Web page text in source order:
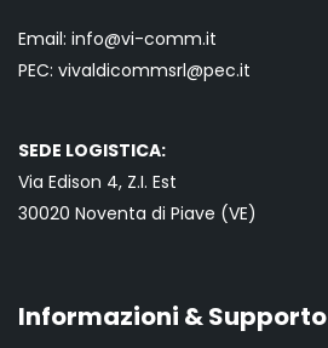
Email: info@vi-comm.it
PEC: vivaldicommsrl@pec.it
SEDE LOGISTICA:
Via Edison 4, Z.I. Est
30020 Noventa di Piave (VE)
Informazioni & Supporto